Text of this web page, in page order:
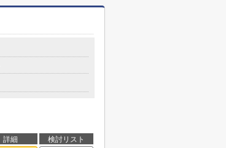
詳細
検討リスト